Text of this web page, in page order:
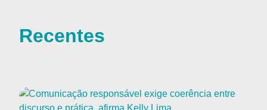
Recentes